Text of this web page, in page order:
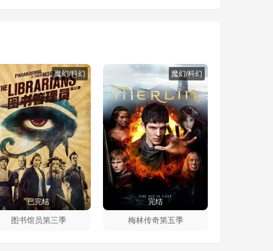
已完结
魔幻/科幻
图书馆员第三季
完结
魔幻/科幻
梅林传奇第五季